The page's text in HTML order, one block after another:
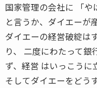
国家管理の会社に 「や
と言うか、ダイエーが
ダイエーの経営破綻は
り、 二度にわたって
ず、経営 はいっこうに
そしてダイエーをどう